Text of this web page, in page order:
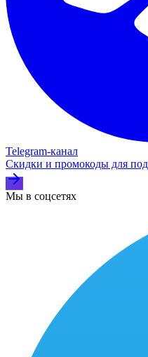
Telegram‑канал
Скидки и промокоды для
Мы в соцсетях